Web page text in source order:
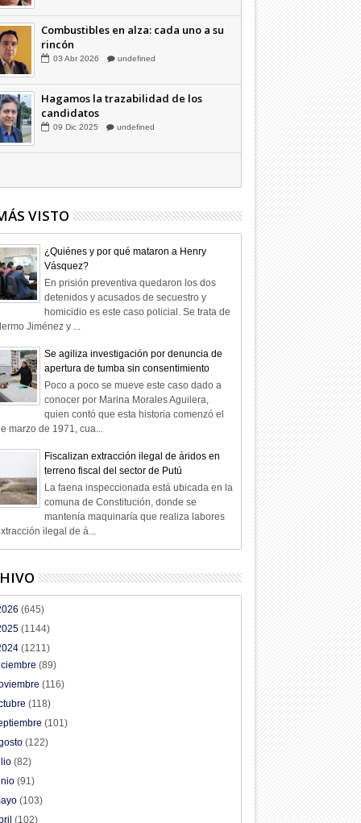
Combustibles en alza: cada uno a su
rincón
03Abr 2026 undefined
Hagamos la trazabilidad de los
candidatos
VISTO
¿Quiénes y por qué mataron a Henry
Vásquez?
En prisión preventiva quedaron los dos
detenidos y acusados de secuestro y
homicidio es este caso policial. Se trata de
Jiménez y ...
Se agiliza investigación por denuncia de
apertura de tumba sin consentimiento
Poco a poco se mueve este caso dado a
conocer por Marina Morales Aguilera,
quien contó que esta historia comenzó el
marzo de 1971, cua...
Fiscalizan extracción ilegal de áridos en
terreno fiscal del sector de Putú
La faena inspeccionada está ubicada en la
comuna de Constitución, donde se
mantenía maquinaría que realiza labores
ilegal de á...
(645)
(1144)
(1211)
(89)
(116)
(118)
(101)
(122)
(82)
(91)
(103)
(102)